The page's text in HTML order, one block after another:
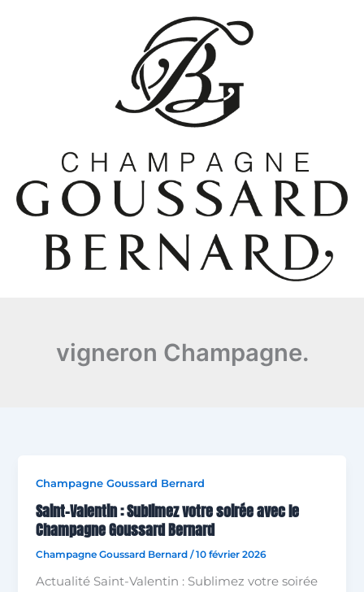
vigneron Champagne.
Champagne Goussard Bernard
Saint-Valentin : Sublimez votre soirée avec le
Champagne Goussard Bernard
Champagne Goussard Bernard/10 février 2026
Actualité Saint-Valentin : Sublimez votre soirée